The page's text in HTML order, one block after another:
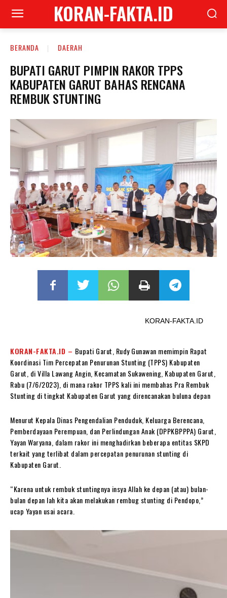
KORAN-FAKTA.ID
BERANDA DAERAH
BUPATI GARUT PIMPIN RAKOR TPPS
KABUPATEN GARUT BAHAS RENCANA
REMBUK STUNTING
KORAN-FAKTA.ID
KORAN-FAKTA.ID – Bupati Garut, Rudy Gunawan memimpin Rapat
Koordinasi Tim Percepatan Penurunan Stunting (TPPS) Kabupaten
Garut, di Villa Lawang Angin, Kecamatan Sukawening, Kabupaten Garut,
Rabu (7/6/2023), di mana rakor TPPS kali ini membahas Pra Rembuk
Stunting di tingkat Kabupaten Garut yang direncanakan buluna depan
Menurut Kepala Dinas Pengendalian Penduduk, Keluarga Berencana,
Pemberdayaan Perempuan, dan Perlindungan Anak (DPPKBPPPA) Garut,
Yayan Waryana, dalam rakor ini menghadirkan beberapa entitas SKPD
terkait yang terlibat dalam percepatan penurunan stunting di
Kabupaten Garut.
“Karena untuk rembuk stuntingnya insya Allah ke depan (atau) bulan-
bulan depan lah kita akan melakukan rembug stunting di Pendopo,”
ucap Yayan usai acara.